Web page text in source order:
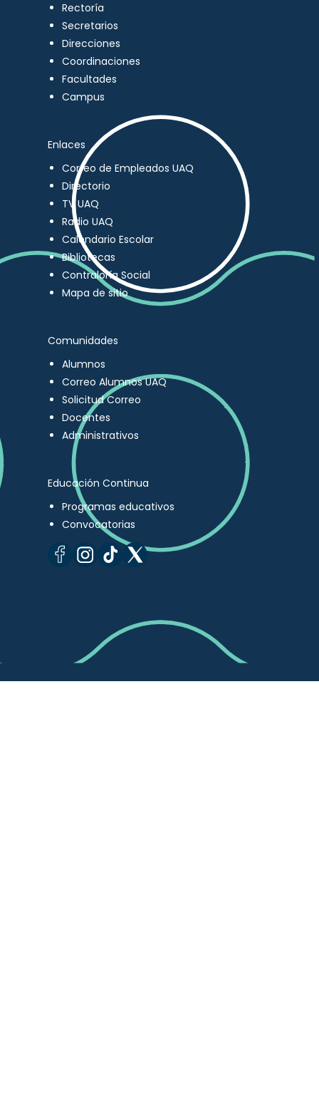
Rectoría
Secretarios
Direcciones
Coordinaciones
Facultades
Campus
Enlaces
Correo de Empleados UAQ
Directorio
TV UAQ
Radio UAQ
Calendario Escolar
Bibliotecas
Contraloría Social
Mapa de sitio
Comunidades
Alumnos
Correo Alumnos UAQ
Solicitud Correo
Docentes
Administrativos
Educación Continua
Programas educativos
Convocatorias